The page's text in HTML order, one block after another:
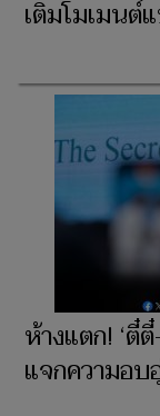
เติมโมเมนต์
ห้างแตก! ‘ตี๋
แจกความอ